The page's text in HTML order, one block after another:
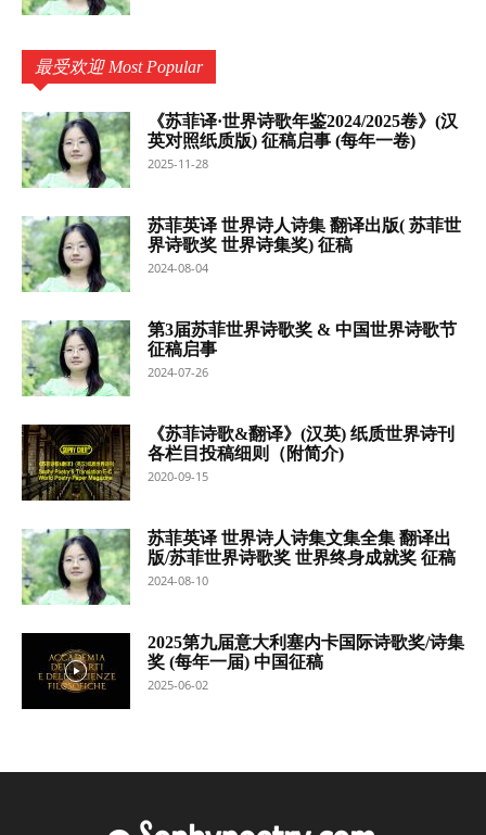
最受欢迎 Most Popular
《苏菲译·世界诗歌年鉴2024/2025卷》(汉
英对照纸质版) 征稿启事 (每年一卷)
2025-11-28
苏菲英译 世界诗人诗集 翻译出版( 苏菲世
界诗歌奖 世界诗集奖) 征稿
2024-08-04
第3届苏菲世界诗歌奖 & 中国世界诗歌节
征稿启事
2024-07-26
《苏菲诗歌&翻译》(汉英) 纸质世界诗刊
各栏目投稿细则（附简介)
2020-09-15
苏菲英译 世界诗人诗集文集全集 翻译出
版/苏菲世界诗歌奖 世界终身成就奖 征稿
2024-08-10
2025第九届意大利塞内卡国际诗歌奖/诗集
奖 (每年一届) 中国征稿
2025-06-02